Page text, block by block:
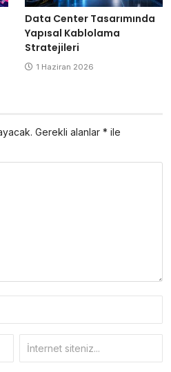
Data Center Tasarımında
Yapısal Kablolama
Stratejileri
1 Haziran 2026
Gerekli alanlar * ile